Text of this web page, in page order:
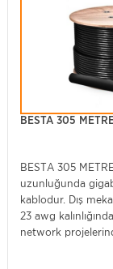
BESTA 305
BESTA 305
uzunluğunda
kablodur. Dış
23 awg
network